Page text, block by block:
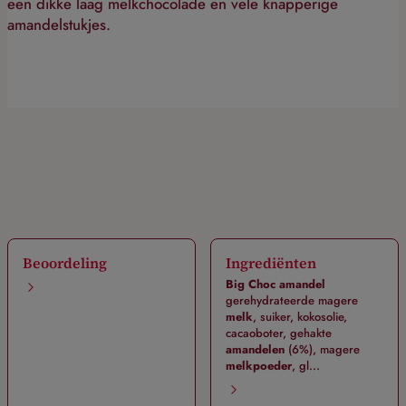
amandelstukjes.
Beoordeling Ingrediënten
Big Choc amandel
gerehydrateerde magere
melk, suiker, kokosolie,
cacaoboter, gehakte
amandelen(6%), magere
melkpoeder, gl...